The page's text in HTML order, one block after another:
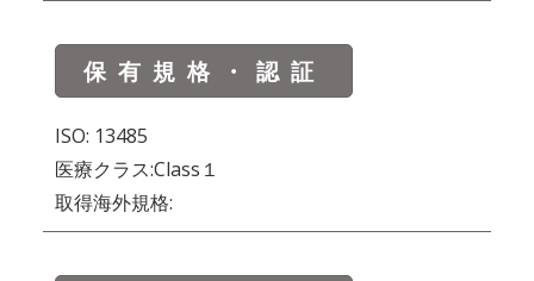
保有規格・認証
ISO: 13485
医療クラス:Class１
取得海外規格: